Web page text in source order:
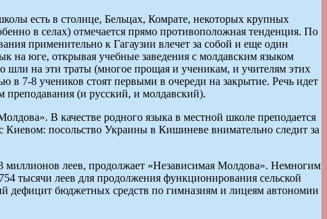
есть в столице, Бельцах, Комрате, некоторых крупных
в селах) отмечается прямо противоположная тенденция. По
применительно к Гагаузии влечет за собой и еще один
на юге, открывая учебные заведения с молдавским языком
шли на эти траты (многое прощая и ученикам, и учителям этих
в 7-8 учеников стоят первыми в очереди на закрытие. Речь идет
преподавания (и русский, и молдавский).
В качестве родного языка в местной школе преподается
Киевом: посольство Украины в Кишиневе внимательно следит за
миллионов леев, продолжает «Независимая Молдова». Немногим
тысячи леев для продолжения функционирования сельской
дефицит бюджетных средств по гимназиям и лицеям автономии